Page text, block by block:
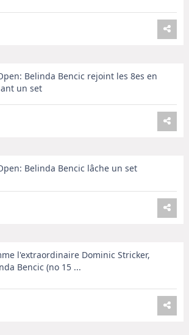
Belinda Bencic rejoint les 8es en
un set
Belinda Bencic lâche un set
l'extraordinaire Dominic Stricker,
Bencic (no 15 ...